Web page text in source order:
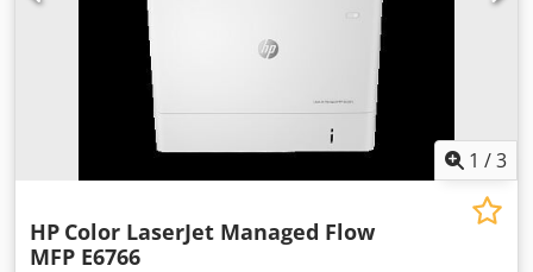
1 /3
HP Color LaserJet Managed Flow
MFP E6766